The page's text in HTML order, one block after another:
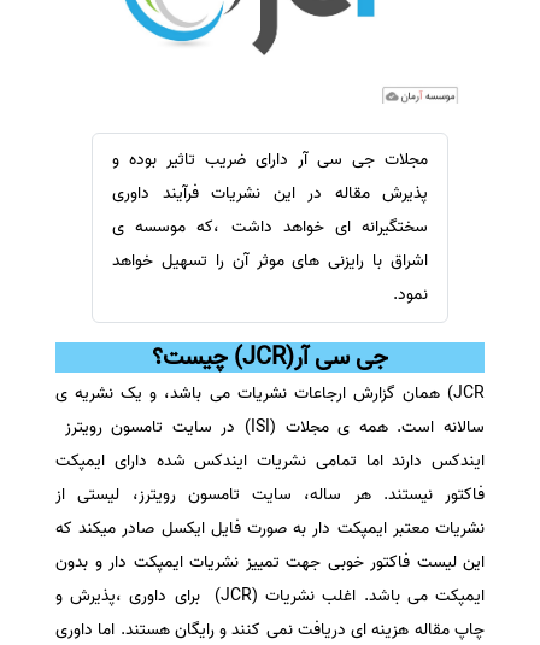
ترجمه عربی به فارسی
سفارش ویرایش
سفارش فرمت‌بندی
سفارش کاهش کمیت
سفارش معرفی مجله
سفارش معرفی مقاله
سفارش معرفی کتاب
سفارش چکیده مبسوط
سفارش ترجمه مولتی‌مدیا
سفارش گویندگی
سفارش تولید محتوا
سفارش ترجمه همزمان
سفارش چکیده گرافیکی
سفارش تهیه کاورلتر
سفارش انگیزه‌نامه‌SOP
مجلات جی سی آر دارای ضریب تاثیر بوده و
پذیرش مقاله در این نشریات فرآیند داوری
سختگیرانه ای خواهد داشت ،که موسسه ی
اشراق با رایزنی های موثر آن را تسهیل خواهد
نمود.
جی سی آر(JCR) چیست؟
JCR) همان گزارش ارجاعات نشریات می باشد، و یک نشریه ی
سالانه است. همه ی مجلات (ISI) در سایت تامسون رویترز
ایندکس دارند اما تمامی نشریات ایندکس شده دارای ایمپکت
فاکتور نیستند. هر ساله، سایت تامسون رویترز، لیستی از
نشریات معتبر ایمپکت دار به صورت فایل ایکسل صادر میکند که
این لیست فاکتور خوبی جهت تمییز نشریات ایمپکت دار و بدون
ایمپکت می باشد. اغلب نشریات (JCR) برای داوری ،پذیرش و
چاپ مقاله هزینه ای دریافت نمی کنند و رایگان هستند. اما داوری